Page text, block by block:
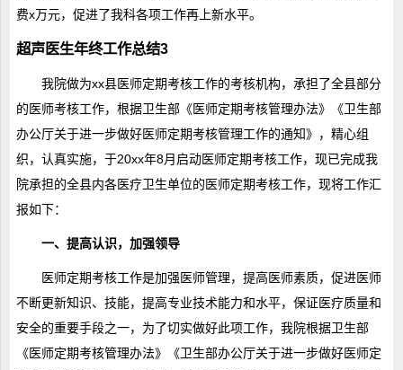
费x万元，促进了我科各项工作再上新水平。
超声医生年终工作总结3
我院做为xx县医师定期考核工作的考核机构，承担了全县部分
的医师考核工作，根据卫生部《医师定期考核管理办法》《卫生部
办公厅关于进一步做好医师定期考核管理工作的通知》，精心组
织，认真实施，于20xx年8月启动医师定期考核工作，现已完成我
院承担的全县内各医疗卫生单位的医师定期考核工作，现将工作汇
报如下：
一、提高认识，加强领导
医师定期考核工作是加强医师管理，提高医师素质，促进医师
不断更新知识、技能，提高专业技术能力和水平，保证医疗质量和
安全的重要手段之一，为了切实做好此项工作，我院根据卫生部
《医师定期考核管理办法》《卫生部办公厅关于进一步做好医师定